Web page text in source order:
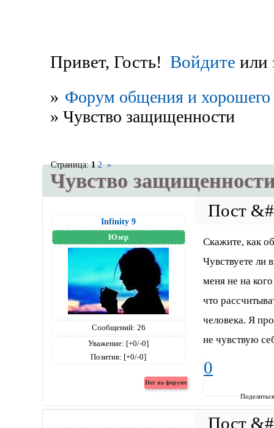
Привет, Гость! Войдите или
» Форум общения и хорошего
» Чувство защищенности
Чувство
Страница:1 2 »
Infinity 9
Юзер
Сообщений: 26
Уважение: [+0/-0]
Позитив: [+0/-0]
Скажите, как
Чувствуете ли
меня не на
что
человека. Я
не чувствую
0